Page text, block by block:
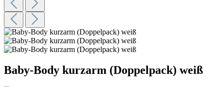
Baby-Body kurzarm (Doppelpack) weiß